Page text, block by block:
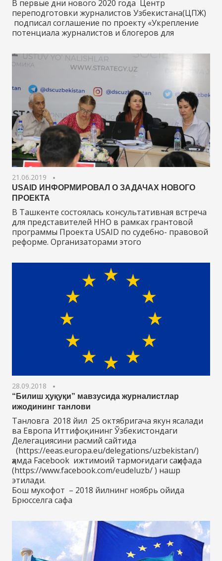
В первые дни нового 2020 года Центр
переподготовки журналистов Узбекистана(ЦПЖ)
подписал соглашение по проекту «Укрепление
потенциала журналистов и блогеров для
21.06.2019
USAID ИНФОРМИРОВАЛ О ЗАДАЧАХ НОВОГО
ПРОЕКТА
В Ташкенте состоялась консультативная встреча
для представителей ННО в рамках грантовой
программы Проекта USAID по судебно- правовой
реформе. Организаторами этого
28.09.2018
“Билиш ҳуқуқи” мавзусида журналистлар
ижодининг танлови
Танловга 2018 йил 25 октябригача якун ясалади
ва Европа Иттифоқининг Ўзбекистондаги
Делегациясини расмий сайтида
(https://eeas.europa.eu/delegations/uzbekistan/)
ҳамда Facebook ижтимоий тармоғидаги саҳифада
(https://www.facebook.com/eudeluzb/ ) нашр
этилади.
Бош мукофот – 2018 йилнинг ноябрь ойида
Брюсселга сафа